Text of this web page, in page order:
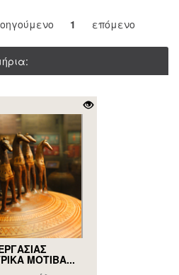
1 επόμενο
ΜΟΤΙΒΑ...